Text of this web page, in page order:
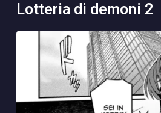
lotteria di demoni 2